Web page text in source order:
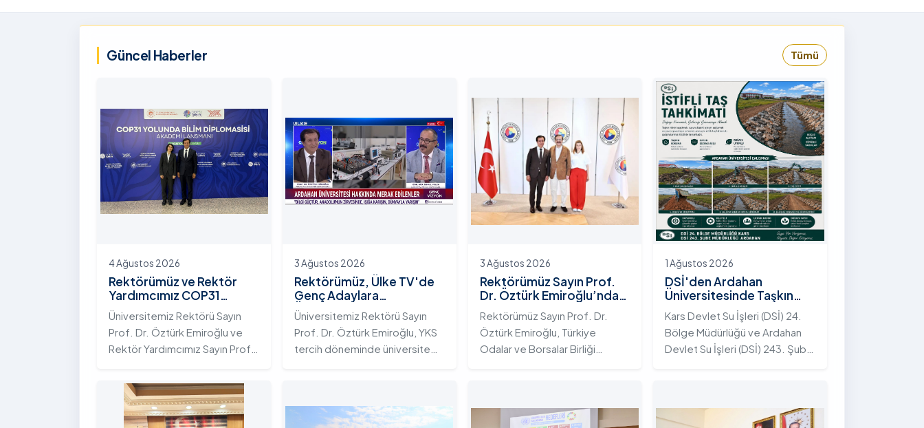
Tıklayınız
Güncel Haberler Tümü
4 Ağustos 2026
Rektörümüz ve Rektör
Yardımcımız COP31
Yolunda Bilim Diplomasisi
Akademi Lansmanı
Toplantısına Katıldı
Üniversitemiz Rektörü Sayın
Prof. Dr. Öztürk Emiroğlu ve
Rektör Yardımcımız Sayın Prof.
Kurulu (YÖK) ev sahipliğinde 4
Ağustos 2026 tarihinde
Ankara’da düzenlenen “COP31
3 Ağustos 2026
Rektörümüz, Ülke TV'de
Genç Adaylara
Üniversitemizin Eğitim
Ekosistemini ve Sunduğu
Nitelikli İmkânları Anlattı
Üniversitemiz Rektörü Sayın
Prof. Dr. Öztürk Emiroğlu, YKS
tercih döneminde üniversite
kurumsal yetkinliğini, akademik
3 Ağustos 2026
Rektörümüz Sayın Prof.
Dr. Öztürk Emiroğlu’ndan
TOBB Başkanı Sayın M.
Rifat Hisarcıklıoğlu’na
Ziyaret
Rektörümüz Sayın Prof. Dr.
Öztürk Emiroğlu, Türkiye
Odalar ve Borsalar Birliği
Rektörümüze, eşi Sayın Dr.
1 Ağustos 2026
DSİ'den Ardahan
Üniversitesinde Taşkın
Koruma Projesi: İstifli Taş
Tahkimatı Çalışmaları
Tamamlandı
Kars Devlet Su İşleri (DSİ) 24.
Bölge Müdürlüğü ve Ardahan
Devlet Su İşleri (DSİ) 243. Şube
Üniversitesi yerleşkesinde